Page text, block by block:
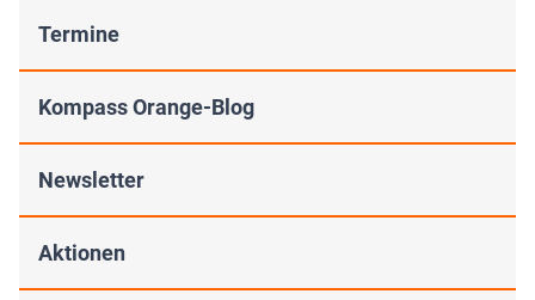
Termine
Kompass Orange-Blog
Newsletter
Aktionen